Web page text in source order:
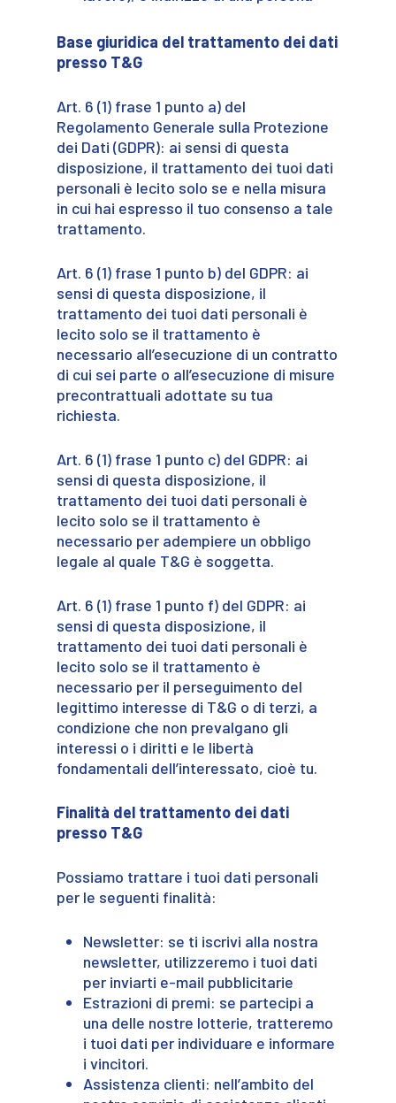
Base giuridica del trattamento dei dati
presso T&G
Art. 6 (1) frase 1 punto a) del
Regolamento Generale sulla Protezione
dei Dati (GDPR): ai sensi di questa
disposizione, il trattamento dei tuoi dati
personali è lecito solo se e nella misura
in cui hai espresso il tuo consenso a tale
trattamento.
Art. 6 (1) frase 1 punto b) del GDPR: ai
sensi di questa disposizione, il
trattamento dei tuoi dati personali è
lecito solo se il trattamento è
necessario all’esecuzione di un contratto
di cui sei parte o all’esecuzione di misure
precontrattuali adottate su tua
richiesta.
Art. 6 (1) frase 1 punto c) del GDPR: ai
sensi di questa disposizione, il
trattamento dei tuoi dati personali è
lecito solo se il trattamento è
necessario per adempiere un obbligo
legale al quale T&G è soggetta.
Art. 6 (1) frase 1 punto f) del GDPR: ai
sensi di questa disposizione, il
trattamento dei tuoi dati personali è
lecito solo se il trattamento è
necessario per il perseguimento del
legittimo interesse di T&G o di terzi, a
condizione che non prevalgano gli
interessi o i diritti e le libertà
fondamentali dell’interessato, cioè tu.
Finalità del trattamento dei dati
presso T&G
Possiamo trattare i tuoi dati personali
per le seguenti finalità:
Newsletter: se ti iscrivi alla nostra
newsletter, utilizzeremo i tuoi dati
per inviarti e-mail pubblicitarie
Estrazioni di premi: se partecipi a
una delle nostre lotterie, tratteremo
i tuoi dati per individuare e informare
i vincitori.
Assistenza clienti: nell’ambito del